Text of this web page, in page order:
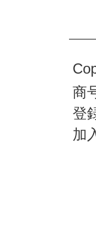
商
登
加